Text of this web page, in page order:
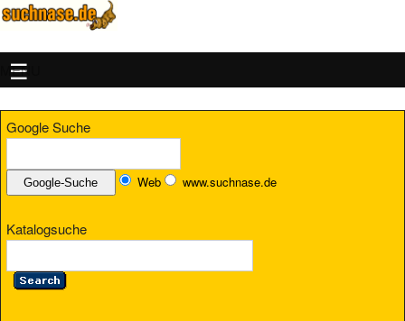
MENU
Google Suche
Web www.suchnase.de
Katalogsuche